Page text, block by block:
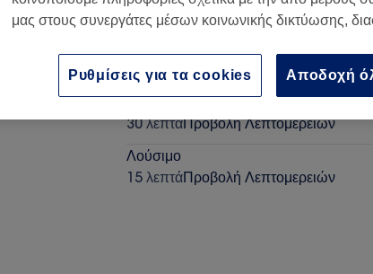
30 λεπτάΠροβολή Λεπτομερειών
Κούρεμα Γυναικείο
30 λεπτάΠροβολή Λεπτομερειών
Λούσιμο
15 λεπτάΠροβολή Λεπτομερειών
μας στους συνεργάτες μέσων κοινωνικής δικτύωσης,
Αποδοχή
Ρυθμίσεις για τα cookies